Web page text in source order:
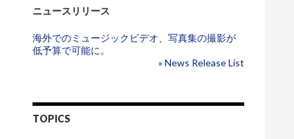
ニュースリリース
海外でのミュージックビデオ、写真集の撮影が
低予算で可能に。
» News Release List
TOPICS